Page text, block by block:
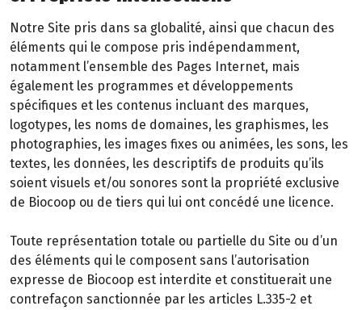
Notre Site pris dans sa globalité, ainsi que chacun des
éléments qui le compose pris indépendamment,
notamment l’ensemble des Pages Internet, mais
également les programmes et développements
spécifiques et les contenus incluant des marques,
logotypes, les noms de domaines, les graphismes, les
photographies, les images fixes ou animées, les sons, les
textes, les données, les descriptifs de produits qu’ils
soient visuels et/ou sonores sont la propriété exclusive
de Biocoop ou de tiers qui lui ont concédé une licence.
Toute représentation totale ou partielle du Site ou d’un
des éléments qui le composent sans l’autorisation
expresse de Biocoop est interdite et constituerait une
contrefaçon sanctionnée par les articles L.335-2 et